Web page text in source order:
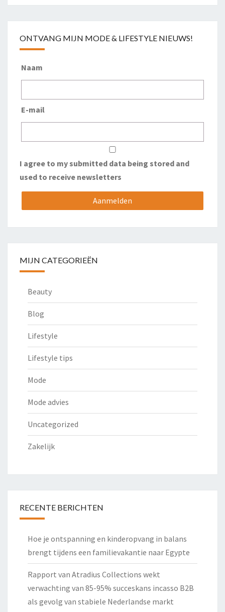
ONTVANG MIJN MODE & LIFESTYLE NIEUWS!
Naam
E-mail
I agree to my submitted data being stored and
used to receive newsletters
MIJN CATEGORIEËN
Beauty
Blog
Lifestyle
Lifestyle tips
Mode
Mode advies
Uncategorized
Zakelijk
RECENTE BERICHTEN
Hoe je ontspanning en kinderopvang in balans
brengt tijdens een familievakantie naar Egypte
Rapport van Atradius Collections wekt
verwachting van 85-95% succeskans incasso B2B
als gevolg van stabiele Nederlandse markt